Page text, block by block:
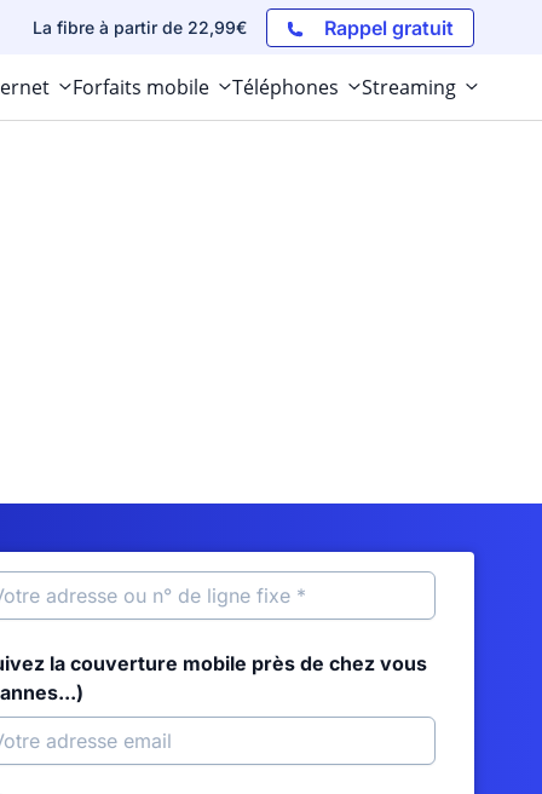
La fibre à partir de 22,99€ Rappel gratuit
Forfaits mobile Téléphones Streaming
la couverture mobile près de chez vous